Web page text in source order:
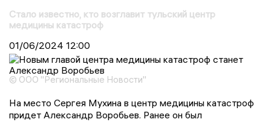
Стало известно, кто возглавит тульский центр
медицины катастроф
01/06/2024 12:00
© ООО "Региональные Новости"
На место Сергея Мухина в центр медицины катастроф
придет Александр Воробьев. Ранее он был